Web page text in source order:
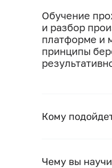
Обучение
и разбор
платформе и
принципы
Кому
Чему вы